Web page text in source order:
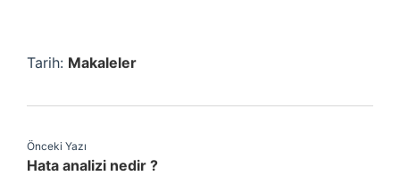
Tarih: Makaleler
Önceki Yazı
Hata analizi nedir ?